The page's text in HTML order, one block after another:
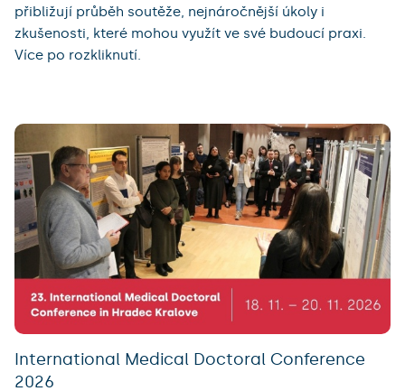
přibližují průběh soutěže, nejnáročnější úkoly i
zkušenosti, které mohou využít ve své budoucí praxi.
Více po rozkliknutí.
International Medical Doctoral Conference
2026